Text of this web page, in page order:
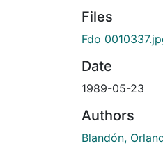
Files
Fdo
Date
1989-05-23
Authors
Blandón,